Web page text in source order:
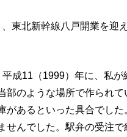
東北新幹線八戸開業を迎
成11（1999）年に、私
部のような場所で作られ
があるといった具合でし
せんでした。駅弁の受注